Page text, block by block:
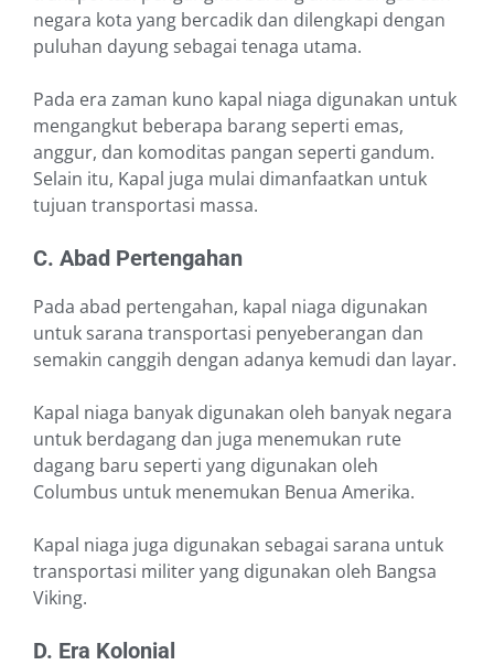
negara kota yang bercadik dan dilengkapi dengan
puluhan dayung sebagai tenaga utama.
Pada era zaman kuno kapal niaga digunakan untuk
mengangkut beberapa barang seperti emas,
anggur, dan komoditas pangan seperti gandum.
Selain itu, Kapal juga mulai dimanfaatkan untuk
tujuan transportasi massa.
C. Abad Pertengahan
Pada abad pertengahan, kapal niaga digunakan
untuk sarana transportasi penyeberangan dan
semakin canggih dengan adanya kemudi dan layar.
Kapal niaga banyak digunakan oleh banyak negara
untuk berdagang dan juga menemukan rute
dagang baru seperti yang digunakan oleh
Columbus untuk menemukan Benua Amerika.
Kapal niaga juga digunakan sebagai sarana untuk
transportasi militer yang digunakan oleh Bangsa
Viking.
D. Era Kolonial